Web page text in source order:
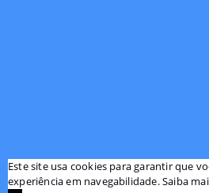
Este site usa cookies para garantir que
experiência em navegabilidade.Saiba